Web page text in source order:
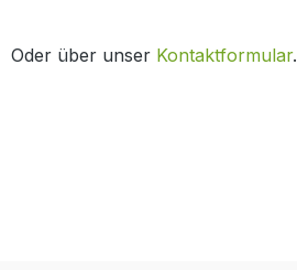
Oder über unser Kontaktformular.